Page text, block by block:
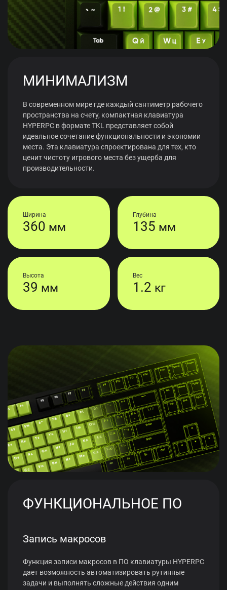
МИНИМАЛИЗМ
В современном мире где каждый сантиметр рабочего
пространства на счету, компактная клавиатура
HYPERPC в формате TKL представляет собой
идеальное сочетание функциональности и экономии
места. Эта клавиатура спроектирована для тех, кто
ценит чистоту игрового места без ущерба для
производительности.
Ширина
360 мм
Глубина
135 мм
Высота
39 мм
Вес
1.2 кг
ФУНКЦИОНАЛЬНОЕ ПО
Запись макросов
Функция записи макросов в ПО клавиатуры HYPERPC
дает возможность автоматизировать рутинные
задачи и выполнять сложные действия одним